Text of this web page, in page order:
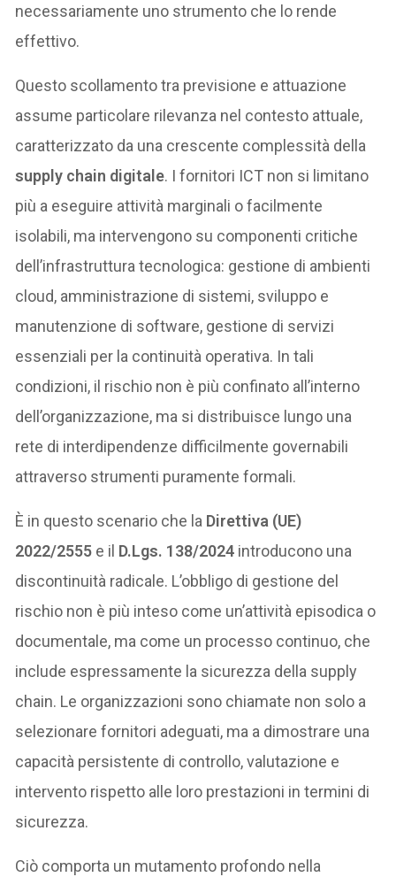
necessariamente uno strumento che lo rende
effettivo.
Questo scollamento tra previsione e attuazione
assume particolare rilevanza nel contesto attuale,
caratterizzato da una crescente complessità della
supply chain digitale. I fornitori ICT non si limitano
più a eseguire attività marginali o facilmente
isolabili, ma intervengono su componenti critiche
dell’infrastruttura tecnologica: gestione di ambienti
cloud, amministrazione di sistemi, sviluppo e
manutenzione di software, gestione di servizi
essenziali per la continuità operativa. In tali
condizioni, il rischio non è più confinato all’interno
dell’organizzazione, ma si distribuisce lungo una
rete di interdipendenze difficilmente governabili
attraverso strumenti puramente formali.
È in questo scenario che la Direttiva (UE)
2022/2555 e il D.Lgs. 138/2024 introducono una
discontinuità radicale. L’obbligo di gestione del
rischio non è più inteso come un’attività episodica o
documentale, ma come un processo continuo, che
include espressamente la sicurezza della supply
chain. Le organizzazioni sono chiamate non solo a
selezionare fornitori adeguati, ma a dimostrare una
capacità persistente di controllo, valutazione e
intervento rispetto alle loro prestazioni in termini di
sicurezza.
Ciò comporta un mutamento profondo nella